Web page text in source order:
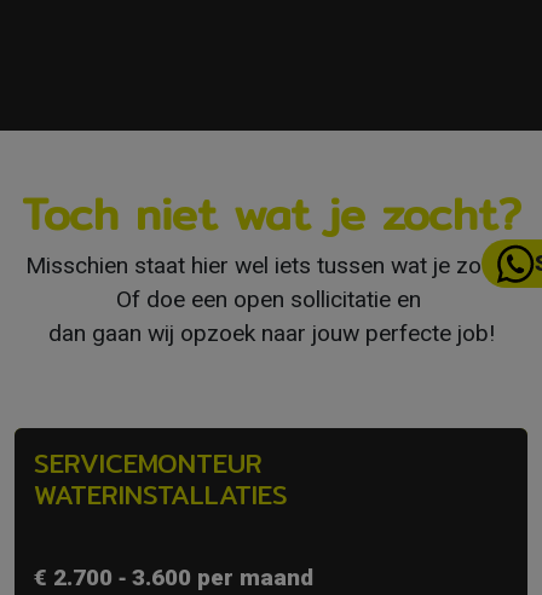
Toch niet wat je zocht?
Misschien staat hier wel iets tussen wat je zoekt.
Of doe een open sollicitatie en
dan gaan wij opzoek naar jouw perfecte job!
SERVICEMONTEUR
WATERINSTALLATIES
€ 2.700 ‐ 3.600 per maand